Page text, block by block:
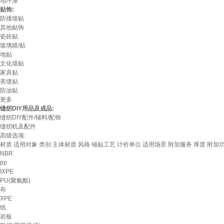
贴饰:
防撞墙贴
其他贴饰
瓷砖贴
玻璃膜/贴
地贴
文化墙贴
家具贴
美缝贴
防油贴
更多
缝纫DIY用品及成品:
缝纫DIY配件/辅料/配饰
缝纫机及配件
高级选项:
材质 适用对象 类别 主体材质 风格 铺贴工艺 计价单位 适用场景 附加服务 厚度 附加
NBR
pp
IXPE
PU(聚氨酯)
布
XPE
纸
岩板